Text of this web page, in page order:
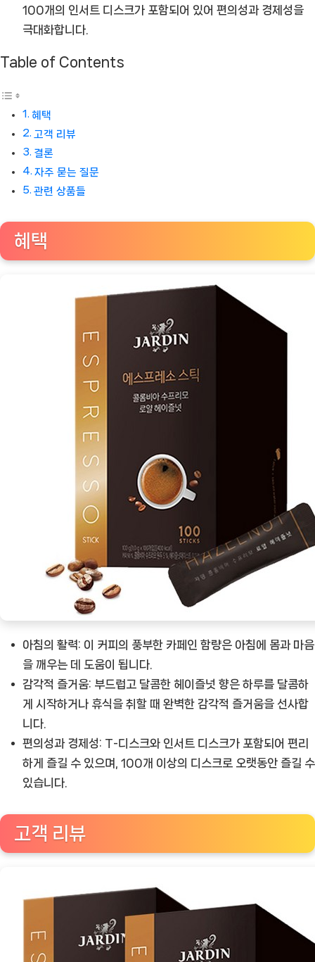
100개의 인서트 디스크가 포함되어 있어 편의성과 경제성을
극대화합니다.
Table of Contents
혜택
고객 리뷰
결론
자주 묻는 질문
관련 상품들
혜택
아침의 활력: 이 커피의 풍부한 카페인 함량은 아침에 몸과 마음
을 깨우는 데 도움이 됩니다.
감각적 즐거움: 부드럽고 달콤한 헤이즐넛 향은 하루를 달콤하
게 시작하거나 휴식을 취할 때 완벽한 감각적 즐거움을 선사합
니다.
편의성과 경제성: T-디스크와 인서트 디스크가 포함되어 편리
하게 즐길 수 있으며, 100개 이상의 디스크로 오랫동안 즐길 수
있습니다.
고객 리뷰